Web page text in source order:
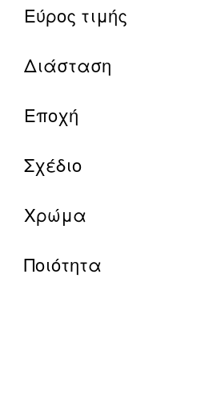
Εύρος τιμής
Διάσταση
Εποχή
Σχέδιο
Χρώμα
Ποιότητα